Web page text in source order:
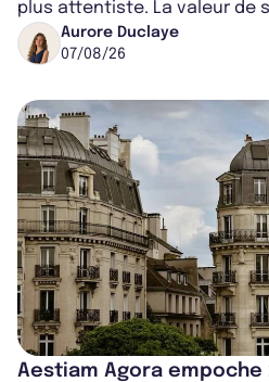
plus attentiste. La valeur de
progresse de 3,8% à
Aurore Duclaye
07/08/26
Aestiam Agora empoche